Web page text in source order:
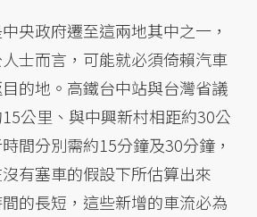
央政府遷至這兩地其中之一，
士而言，可能就必須倚賴汽車
的地。高鐵台中站與台灣省議
公里、與中興新村相距約30公
間分別需約15分鐘及30分鐘，
有塞車的假設下所估算出來
的長短，這些新增的車流必為